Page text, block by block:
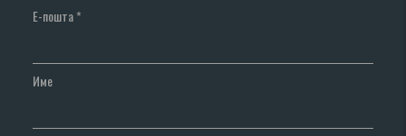
Е-пошта*
Име